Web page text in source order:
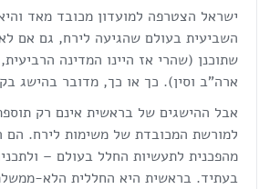
ישראל הצטרפה למועדון מכובד מאד
השביעית בעולם שהגיעה לירח, גם אם
שתוכנן (שהרי אז היינו המדינה
ארה"ב וסין). כך או כך, מדובר בהישג
אבל ההישגים של בראשית אינם רק
למורשת המכובדת של משימות לירח. הם
מהפכנית לתעשיות החלל בעולם –
בעתיד. בראשית היא החללית הלא-